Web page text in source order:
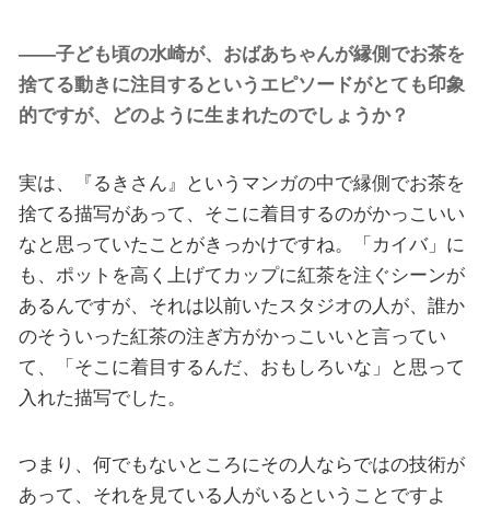
――子ども頃の水崎が、おばあちゃんが縁側でお茶を
捨てる動きに注目するというエピソードがとても印象
的ですが、どのように生まれたのでしょうか？
実は、『るきさん』というマンガの中で縁側でお茶を
捨てる描写があって、そこに着目するのがかっこいい
なと思っていたことがきっかけですね。「カイバ」に
も、ポットを高く上げてカップに紅茶を注ぐシーンが
あるんですが、それは以前いたスタジオの人が、誰か
のそういった紅茶の注ぎ方がかっこいいと言ってい
て、「そこに着目するんだ、おもしろいな」と思って
入れた描写でした。
つまり、何でもないところにその人ならではの技術が
あって、それを見ている人がいるということですよ